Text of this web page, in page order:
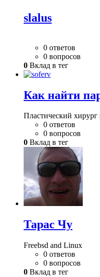
slalus
0 ответов
0 вопросов
0 Вклад в тег
Как найти
Пластический
0 ответов
0 вопросов
0 Вклад в тег
Тарас Чу
Freebsd and Linux
0 ответов
0 вопросов
0 Вклад в тег